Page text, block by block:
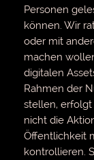
Personen
können. Wir
oder mit
machen
digitalen
Rahmen der
stellen, erfolgt
nicht die
Öffentlichkeit
kontrollieren.